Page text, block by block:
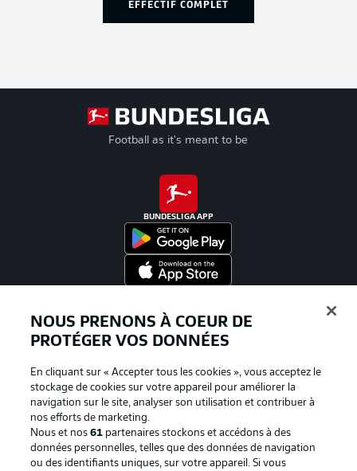
EFFECTIF COMPLET
Football as it's meant to be
BUNDESLIGA APP
NOUS PRENONS À COEUR DE
PROTÉGER VOS DONNÉES
En cliquant sur « Accepter tous les cookies », vous acceptez le
stockage de cookies sur votre appareil pour améliorer la
navigation sur le site, analyser son utilisation et contribuer à
nos efforts de marketing.
Nous et nos61 partenaires stockons et accédons à des
données personnelles, telles que des données de navigation
ou des identifiants uniques, sur votre appareil. Si vous